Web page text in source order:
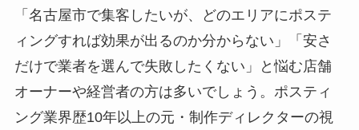
「名古屋市で集客したいが、どのエリアにポステ
ィングすれば効果が出るのか分からない」「安さ
だけで業者を選んで失敗したくない」と悩む店舗
オーナーや経営者の方は多いでしょう。ポスティ
ング業界歴10年以上の元・制作ディレクターの視